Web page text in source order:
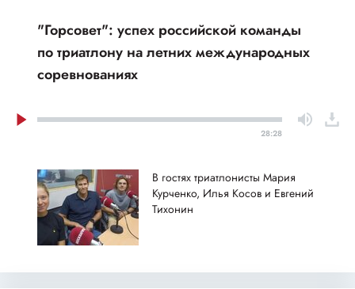
"Горсовет": успех российской команды
по триатлону на летних международных
соревнованиях
28:28
В гостях триатлонисты Мария
Курченко, Илья Косов и Евгений
Тихонин